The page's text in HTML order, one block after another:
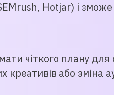
Hotjar) і
чіткого плану для
креативів або зміна